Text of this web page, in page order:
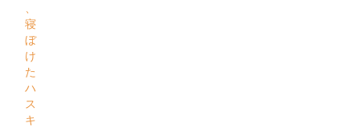
寝
ぼ
け
た
ハ
ス
キ